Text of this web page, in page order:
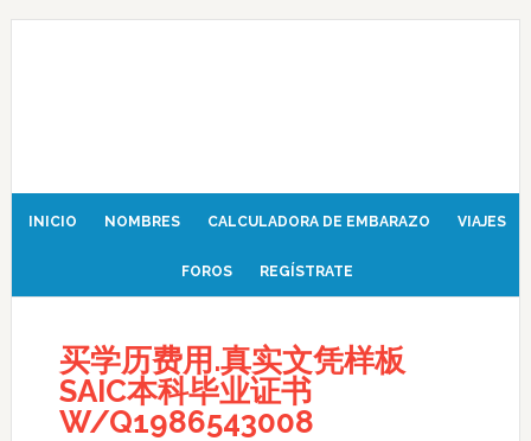
INICIO NOMBRES CALCULADORA DE EMBARAZO VIAJES
FOROS REGÍSTRATE
买学历费用.真实文凭样板
SAIC本科毕业证书
W/Q1986543008